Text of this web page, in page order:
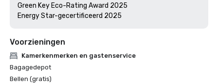
Green Key Eco-Rating Award 2025
Voorzieningen
Kamerkenmerken en gastenservice
Bagagedepot
Bellen (gratis)